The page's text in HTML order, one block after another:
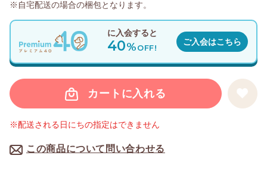
カートに入れる
この商品について問い合わせる
※配送される日にちの指定はできません
に入会すると
40%OFF!
ご入会はこちら
※自宅配送の場合の梱包となります。